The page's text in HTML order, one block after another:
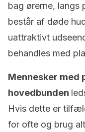
bag ørerne, langs
består af døde
uattraktivt
behandles med
Mennesker med
hovedbunden
Hvis dette er
for ofte og brug